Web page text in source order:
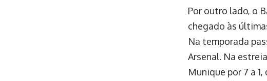
Por outro lado, o
chegado às
Na temporada
Arsenal. Na
Munique por 7 a